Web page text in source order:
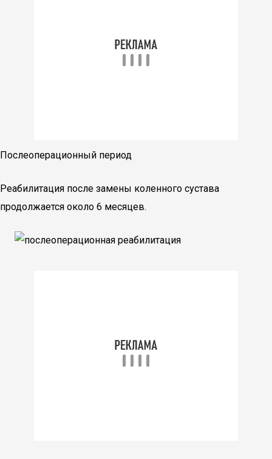
Послеоперационный период
Реабилитация после замены коленного сустава
продолжается около 6 месяцев.